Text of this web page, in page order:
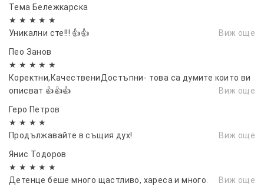
Тема Бележкарска
★ ★ ★ ★ ★
Уникални сте!!! 👍👍
Виж още
Пео Занов
★ ★ ★ ★ ★
Коректни,КачествениДостъпни- това са думите които ви
описват 👍👍👍
Виж още
Геро Петров
★ ★ ★ ★
Продължавайте в същия дух!
Виж още
Янис Тодоров
★ ★ ★ ★ ★
Детенце беше много щастливо, хареса и много.
Виж още